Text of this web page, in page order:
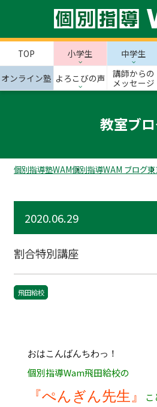
TOP 小学生 中学生
オンライン塾 よろこびの声
講師からの
メッセージ
教室ブ
個別指導塾WAM個別指導WAM ブログ
2020.06.29
割合特別講座
飛田給校
おはこんばんちわっ！
個別指導Wam飛田給校の
『ぺんぎん先生』 こ